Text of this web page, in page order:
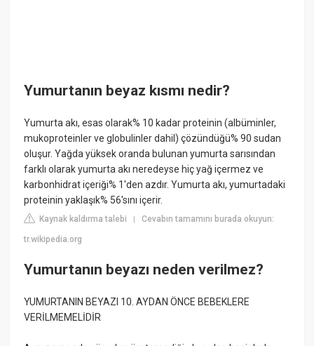
Yumurtanın beyaz kısmı nedir?
Yumurta akı, esas olarak% 10 kadar proteinin (albüminler,
mukoproteinler ve globulinler dahil) çözündüğü% 90 sudan
oluşur. Yağda yüksek oranda bulunan yumurta sarısından
farklı olarak yumurta akı neredeyse hiç yağ içermez ve
karbonhidrat içeriği% 1'den azdır. Yumurta akı, yumurtadaki
proteinin yaklaşık% 56'sını içerir.
Kaynak kaldırma talebi |Cevabın tamamını burada okuyun:
tr.wikipedia.org
Yumurtanın beyazı neden verilmez?
YUMURTANIN BEYAZI 10. AYDAN ÖNCE BEBEKLERE
VERİLMEMELİDİR